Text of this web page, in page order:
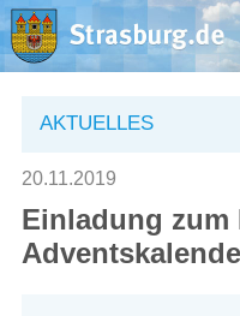
Aktuelles
Rathaus
AKTUELLES
20.11.2019
Einladung zum